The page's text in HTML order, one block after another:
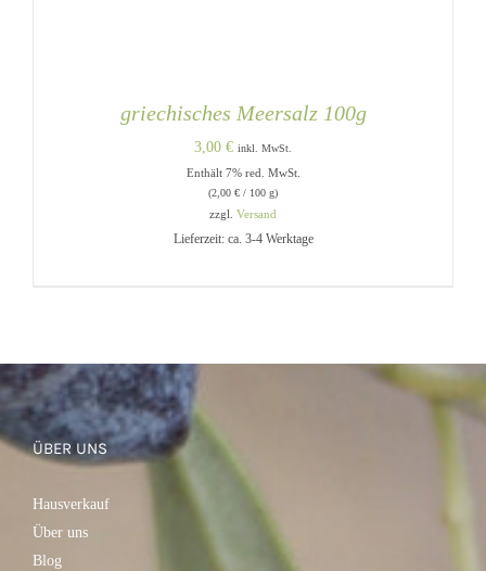
DETAILS
griechisches Meersalz 100g
3,00 € inkl. MwSt.
Enthält 7% red. MwSt.
(2,00 € / 100 g)
zzgl. Versand
Lieferzeit: ca. 3-4 Werktage
ÜBER UNS
Hausverkauf
Über uns
Blog